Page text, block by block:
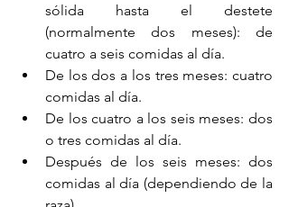
sólida hasta el destete
(normalmente dos meses): de
cuatro a seis comidas al día.
De los dos a los tres meses: cuatro
comidas al día.
De los cuatro a los seis meses: dos
o tres comidas al día.
Después de los seis meses: dos
comidas al día (dependiendo de la